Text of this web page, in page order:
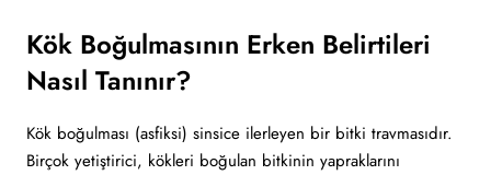
Kök Boğulmasının Erken Belirtileri
Nasıl Tanınır?
Kök boğulması (asfiksi) sinsice ilerleyen bir bitki travmasıdır.
Birçok yetiştirici, kökleri boğulan bitkinin yapraklarını